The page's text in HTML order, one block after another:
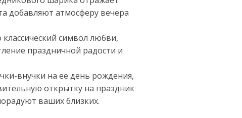
добавляют атмосферу вечера
символ любви,
праздничной радости и
внучки на ее день рождения,
открытку на праздник
ваших близких.